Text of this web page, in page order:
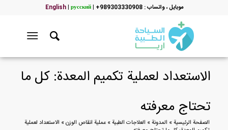
موبایل ، واتساب : 989303330908+ |
English| русский
الاستعداد لعملية تكميم المعدة: كل ما
تحتاج معرفته
الصفحة الرئيسية» المدونة» العلاجات الطبية» عملية انقاص الوزن» الاستعداد لعملية